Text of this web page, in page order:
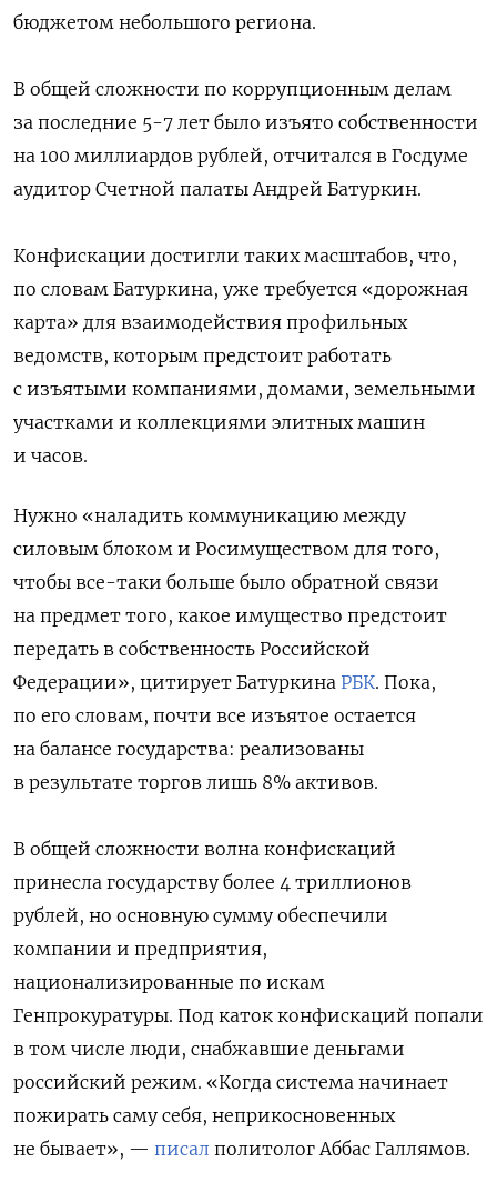
бюджетом небольшого региона.
В общей сложности по коррупционным делам
за последние 5-7 лет было изъято собственности
на 100 миллиардов рублей, отчитался в Госдуме
аудитор Счетной палаты Андрей Батуркин.
Конфискации достигли таких масштабов, что,
по словам Батуркина, уже требуется «дорожная
карта» для взаимодействия профильных
ведомств, которым предстоит работать
с изъятыми компаниями, домами, земельными
участками и коллекциями элитных машин
и часов.
Нужно «наладить коммуникацию между
силовым блоком и Росимуществом для того,
чтобы все-таки больше было обратной связи
на предмет того, какое имущество предстоит
передать в собственность Российской
Федерации», цитирует Батуркина РБК. Пока,
по его словам, почти все изъятое остается
на балансе государства: реализованы
в результате торгов лишь 8% активов.
В общей сложности волна конфискаций
принесла государству более 4 триллионов
рублей, но основную сумму обеспечили
компании и предприятия,
национализированные по искам
Генпрокуратуры. Под каток конфискаций попали
в том числе люди, снабжавшие деньгами
российский режим. «Когда система начинает
пожирать саму себя, неприкосновенных
не бывает», — писал политолог Аббас Галлямов.